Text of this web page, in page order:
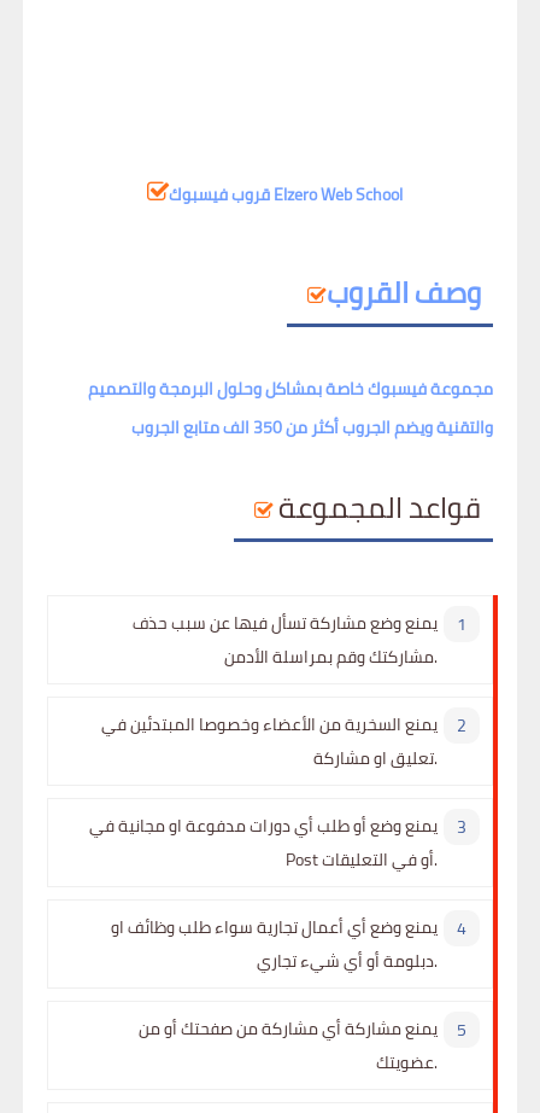
قروب فيسبوكElzero Web School
وصف القروب
مجموعة فيسبوك خاصة بمشاكل وحلول البرمجة والتصميم
والتقنية ويضم الجروب أكثر من 350 الف متابع الجروب
قواعد المجموعة
يمنع وضع مشاركة تسأل فيها عن سبب حذف
مشاركتك وقم بمراسلة الأدمن.
يمنع السخرية من الأعضاء وخصوصا المبتدئين في
تعليق او مشاركة.
يمنع وضع أو طلب أي دورات مدفوعة او مجانية في
Post أو في التعليقات.
يمنع وضع أي أعمال تجارية سواء طلب وظائف او
دبلومة أو أي شيء تجاري.
يمنع مشاركة أي مشاركة من صفحتك أو من
عضويتك.